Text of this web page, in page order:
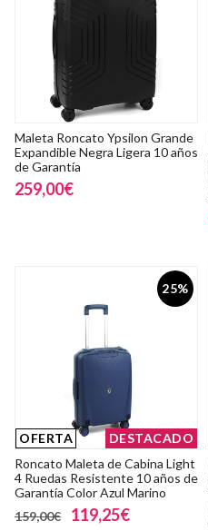
Maleta Roncato Ypsilon Grande
Expandible Negra Ligera 10 años
de Garantía
259,00€
25%
OFERTA
DESTACADO
Roncato Maleta de Cabina Light
4 Ruedas Resistente 10 años de
Garantía Color Azul Marino
159,00€
119,25€